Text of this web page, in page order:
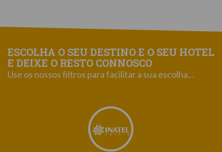
ESCOLHA O SEU DESTINO E O SEU HOTEL
E DEIXE O RESTO CONNOSCO
Use os nossos filtros para facilitar a sua escolha...